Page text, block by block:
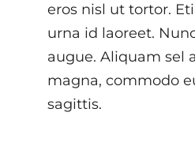
eros nisl ut tortor.
urna id laoreet.
augue. Aliquam sel
magna, commodo
sagittis.